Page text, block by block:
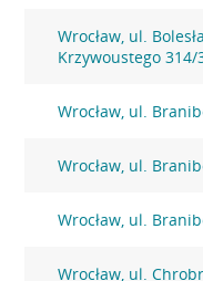
Wrocław, ul.
Krzywoustego 314/
Wrocław, ul.
Wrocław, ul.
Wrocław, ul.
Wrocław, ul.